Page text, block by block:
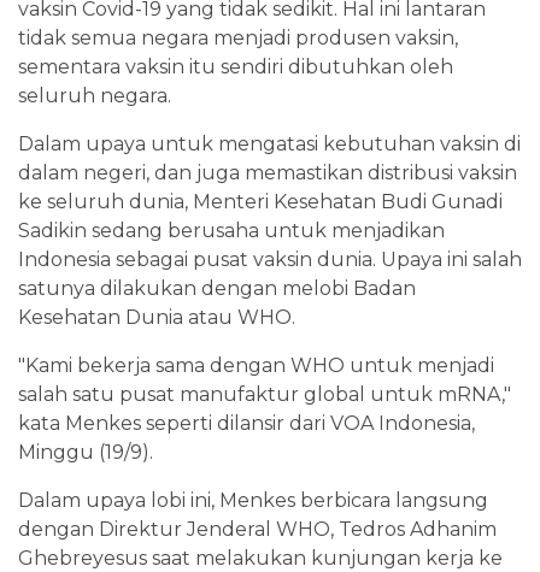
vaksin Covid-19 yang tidak sedikit. Hal ini lantaran
tidak semua negara menjadi produsen vaksin,
sementara vaksin itu sendiri dibutuhkan oleh
seluruh negara.
Dalam upaya untuk mengatasi kebutuhan vaksin di
dalam negeri, dan juga memastikan distribusi vaksin
ke seluruh dunia, Menteri Kesehatan Budi Gunadi
Sadikin sedang berusaha untuk menjadikan
Indonesia sebagai pusat vaksin dunia. Upaya ini salah
satunya dilakukan dengan melobi Badan
Kesehatan Dunia atau WHO.
"Kami bekerja sama dengan WHO untuk menjadi
salah satu pusat manufaktur global untuk mRNA,"
kata Menkes seperti dilansir dari VOA Indonesia,
Minggu (19/9).
Dalam upaya lobi ini, Menkes berbicara langsung
dengan Direktur Jenderal WHO, Tedros Adhanim
Ghebreyesus saat melakukan kunjungan kerja ke